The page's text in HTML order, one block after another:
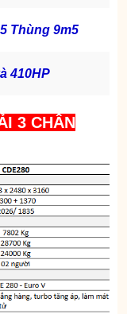
Thùng 9m5
410HP
3 CHÂN